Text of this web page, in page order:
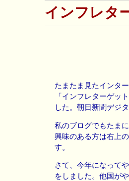
インフレタ
たまたま見たインタ
「インフレターゲッ
した。朝日新聞デジタ
私のブログでもたま
興味のある方は右上
す。
さて、今年になって
をしました。他国が